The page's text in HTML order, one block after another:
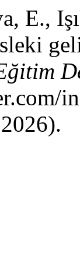
E.,